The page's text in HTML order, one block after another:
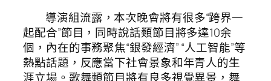
導演組流露，本次晚會將有很多“跨界一
起配合”節目，同時說話類節目將多達10余
個，內在的事務聚焦“銀發經濟” “人工智能”等
熱點話題，反應當下社會景象和年青人的生
涯立場。歌舞類節目將有良多視覺異景，舞